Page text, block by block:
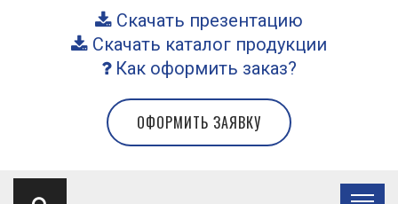
Скачать презентацию
Скачать каталог продукции
Как оформить заказ?
ОФОРМИТЬ ЗАЯВКУ